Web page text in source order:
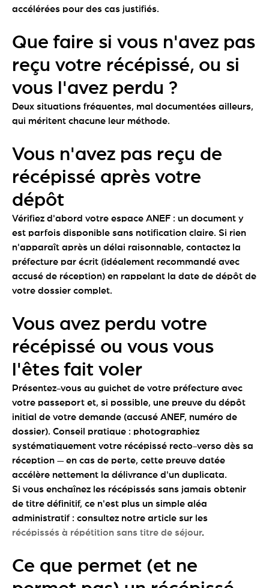
accélérées pour des cas justifiés.
Que faire si vous n'avez pas
reçu votre récépissé, ou si
vous l'avez perdu ?
Deux situations fréquentes, mal documentées ailleurs,
qui méritent chacune leur méthode.
Vous n'avez pas reçu de
récépissé après votre
dépôt
Vérifiez d'abord votre espace ANEF : un document y
est parfois disponible sans notification claire. Si rien
n'apparaît après un délai raisonnable, contactez la
préfecture par écrit (idéalement recommandé avec
accusé de réception) en rappelant la date de dépôt de
votre dossier complet.
Vous avez perdu votre
récépissé ou vous vous
l'êtes fait voler
Présentez-vous au guichet de votre préfecture avec
votre passeport et, si possible, une preuve du dépôt
initial de votre demande (accusé ANEF, numéro de
dossier). Conseil pratique : photographiez
systématiquement votre récépissé recto-verso dès sa
réception — en cas de perte, cette preuve datée
accélère nettement la délivrance d'un duplicata.
Si vous enchaînez les récépissés sans jamais obtenir
de titre définitif, ce n'est plus un simple aléa
administratif : consultez notre article sur les
récépissés à répétition sans titre de séjour.
Ce que permet (et ne